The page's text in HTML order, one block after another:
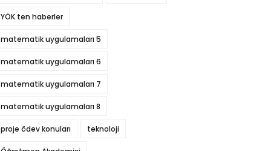
YÖK ten haberler
matematik uygulamaları 5
matematik uygulamaları 6
matematik uygulamaları 7
matematik uygulamaları 8
proje ödev konuları teknoloji